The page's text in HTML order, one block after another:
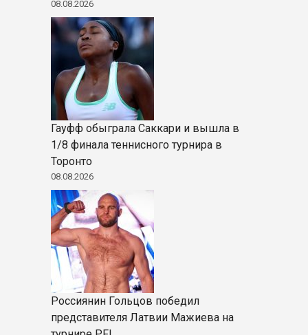
08.08.2026
Гауфф обыграла Саккари и вышла в
1/8 финала теннисного турнира в
Торонто
08.08.2026
Россиянин Гольцов победил
представителя Латвии Мажиева на